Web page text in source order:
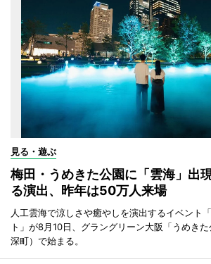
見る・遊ぶ
梅田・うめきた公園に「雲海」
る演出、昨年は50万人来場
人工雲海で涼しさや癒やしを演出するイベント
ト」が8月10日、グラングリーン大阪「うめき
深町）で始まる。